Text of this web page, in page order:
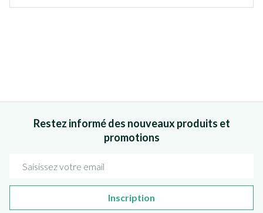
Restez informé des nouveaux produits et
promotions
Inscription